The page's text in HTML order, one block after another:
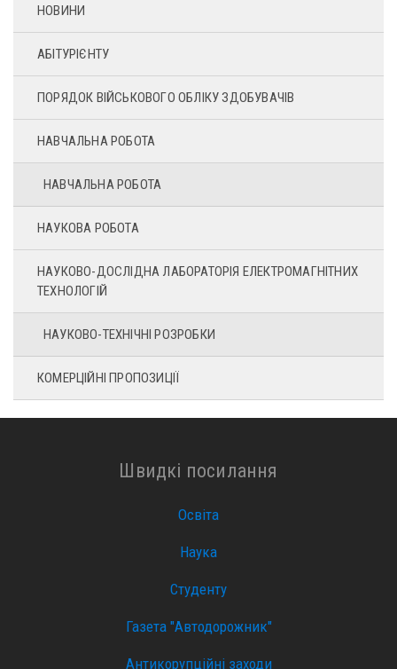
НОВИНИ
АБІТУРІЄНТУ
ПОРЯДОК ВІЙСЬКОВОГО ОБЛІКУ ЗДОБУВАЧІВ
НАВЧАЛЬНА РОБОТА
НАВЧАЛЬНА РОБОТА
НАУКОВА РОБОТА
НАУКОВО-ДОСЛІДНА ЛАБОРАТОРІЯ ЕЛЕКТРОМАГНІТНИХ
ТЕХНОЛОГІЙ
НАУКОВО-ТЕХНІЧНІ РОЗРОБКИ
КОМЕРЦІЙНІ ПРОПОЗИЦІЇ
Швидкі посилання
Освіта
Наука
Студенту
Газета "Автодорожник"
Антикорупційні заходи